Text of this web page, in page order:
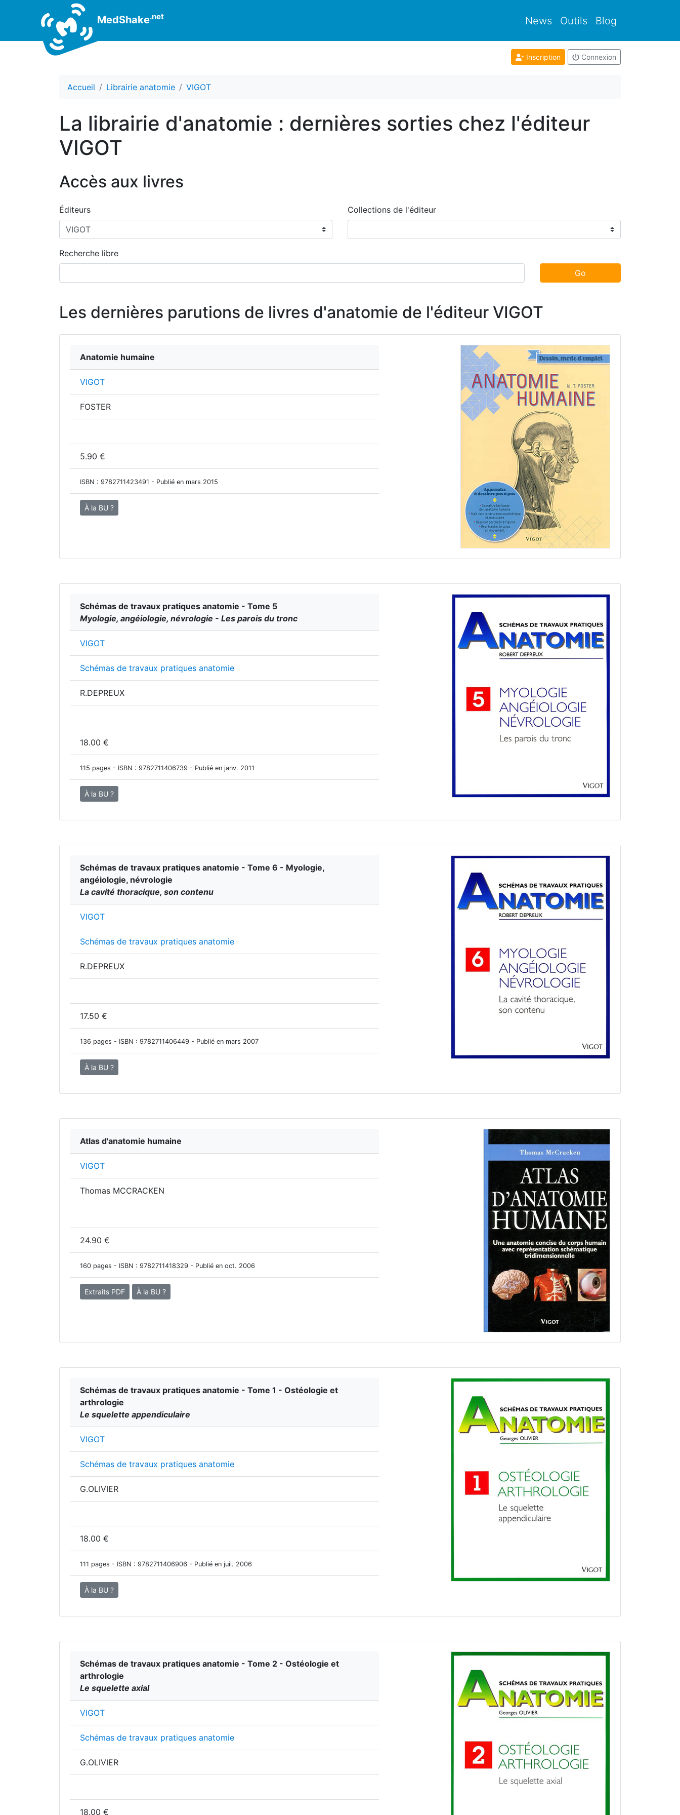
MedShake.net News Outils Blog
Inscription Connexion
Accueil Librairie anatomie VIGOT
La librairie d'anatomie : dernières sorties chez l'éditeur
VIGOT
Accès aux livres
Éditeurs Collections de l'éditeur
Recherche libre
Go
Les dernières parutions de livres d'anatomie de l'éditeur VIGOT
Anatomie humaine
VIGOT
FOSTER
5.90 €
ISBN : 9782711423491 - Publié en mars 2015
À la BU ?
Schémas de travaux pratiques anatomie - Tome 5
Myologie, angéiologie, névrologie - Les parois du tronc
VIGOT
Schémas de travaux pratiques anatomie
R.DEPREUX
18.00 €
115 pages - ISBN : 9782711406739 - Publié en janv. 2011
À la BU ?
Schémas de travaux pratiques anatomie - Tome 6 - Myologie,
angéiologie, névrologie
La cavité thoracique, son contenu
VIGOT
Schémas de travaux pratiques anatomie
R.DEPREUX
17.50 €
136 pages - ISBN : 9782711406449 - Publié en mars 2007
À la BU ?
Atlas d'anatomie humaine
VIGOT
Thomas MCCRACKEN
24.90 €
160 pages - ISBN : 9782711418329 - Publié en oct. 2006
Extraits PDF À la BU ?
Schémas de travaux pratiques anatomie - Tome 1 - Ostéologie et
arthrologie
Le squelette appendiculaire
VIGOT
Schémas de travaux pratiques anatomie
G.OLIVIER
18.00 €
111 pages - ISBN : 9782711406906 - Publié en juil. 2006
À la BU ?
Schémas de travaux pratiques anatomie - Tome 2 - Ostéologie et
arthrologie
Le squelette axial
VIGOT
Schémas de travaux pratiques anatomie
G.OLIVIER
18.00 €